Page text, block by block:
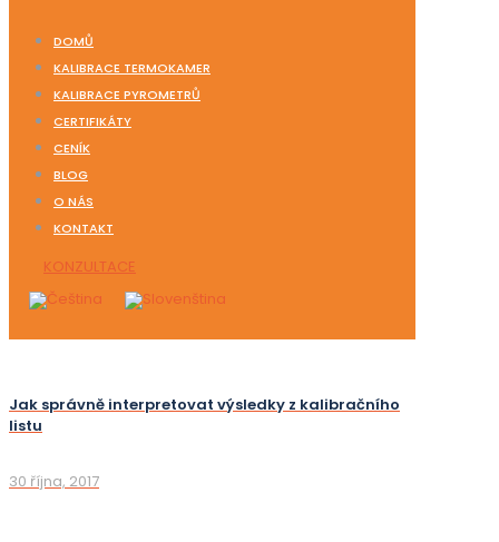
DOMŮ
KALIBRACE TERMOKAMER
KALIBRACE PYROMETRŮ
CERTIFIKÁTY
CENÍK
BLOG
O NÁS
KONTAKT
KONZULTACE
Jak správně interpretovat výsledky z kalibračního
listu
30 října, 2017